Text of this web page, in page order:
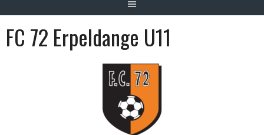
FC 72 Erpeldange U11